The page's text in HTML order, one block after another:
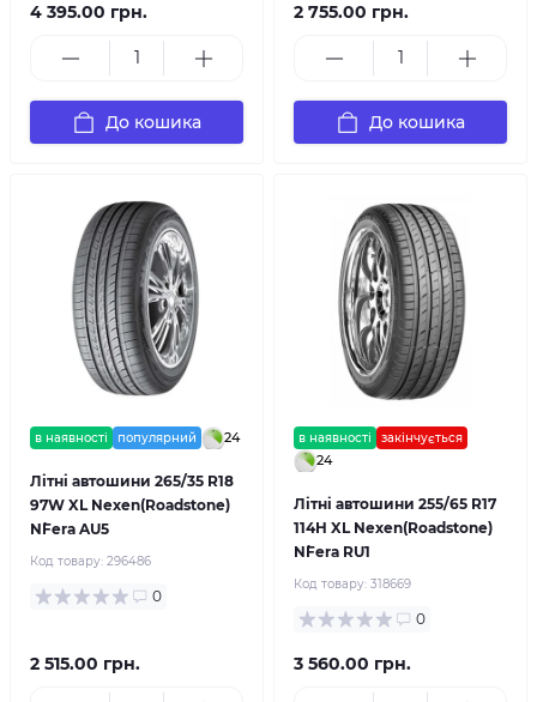
4 395.00 грн.
До кошика
2 755.00 грн.
До кошика
в наявності популярний 24
Літні автошини 265/35 R18
97W XL Nexen(Roadstone)
N`Fera AU5
Код товару: 296486
0
2 515.00 грн.
в наявності закінчується
24
Літні автошини 255/65 R17
114H XL Nexen(Roadstone)
N`Fera RU1
Код товару: 318669
0
3 560.00 грн.